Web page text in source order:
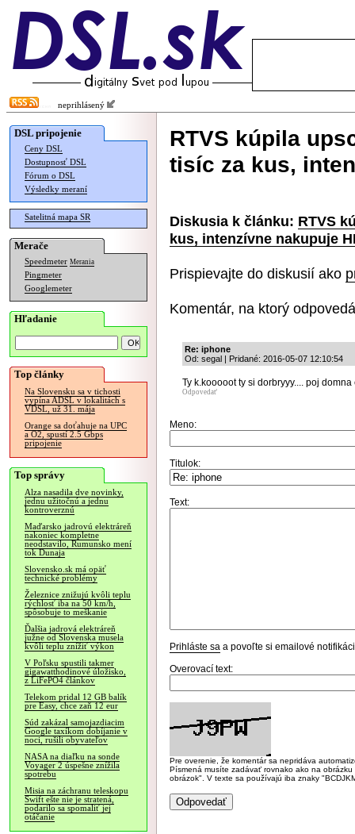
neprihlásený
DSL pripojenie
Ceny DSL
Dostupnosť DSL
Fórum o DSL
Výsledky meraní
Satelitná mapa SR
Merače
Speedmeter Merania
Pingmeter
Googlemeter
Hľadanie
Top články
Na Slovensku sa v tichosti
vypína ADSL v lokalitách s
VDSL, už 31. mája
Orange sa doťahuje na UPC
a O2, spustí 2.5 Gbps
pripojenie
Top správy
Alza nasadila dve novinky,
jednu užitočnú a jednu
kontroverznú
Maďarsko jadrovú elektráreň
nakoniec kompletne
neodstavilo, Rumunsko mení
tok Dunaja
Slovensko.sk má opäť
technické problémy
Železnice znižujú kvôli teplu
rýchlosť iba na 50 km/h,
spôsobuje to meškanie
Ďalšia jadrová elektráreň
južne od Slovenska musela
kvôli teplu znížiť výkon
V Poľsku spustili takmer
gigawatthodinové úložisko,
z LiFePO4 článkov
Telekom pridal 12 GB balík
pre Easy, chce zaň 12 eur
Súd zakázal samojazdiacim
Google taxíkom dobíjanie v
noci, rušili obyvateľov
NASA na diaľku na sonde
Voyager 2 úspešne znížila
spotrebu
Misia na záchranu teleskopu
Swift ešte nie je stratená,
podarilo sa spomaliť jej
otáčanie
RTVS kúpila
tisíc za kus,
Diskusia k článku: RTVS
kus, intenzívne nakupuje
Prispievajte do diskusií ako
Komentár, na ktorý
Re: iphone
Od: segal | Pridané: 2016-05-07 12:10:54
Ty k.kooooot ty si dorbryyy.... poj
Odpovedať
Meno:
Titulok:
Text:
Prihláste sa a povoľte si emailové
Overovací text:
Pre overenie, že komentár sa nepridáva
Písmená musíte zadávať rovnako ako na
obrázok". V texte sa používajú iba znaky